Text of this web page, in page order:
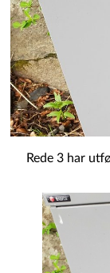
Rede 3 har